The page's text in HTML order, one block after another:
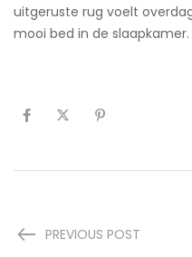
uitgeruste rug voelt
mooi bed in de slaapkamer.
PREVIOUS POST